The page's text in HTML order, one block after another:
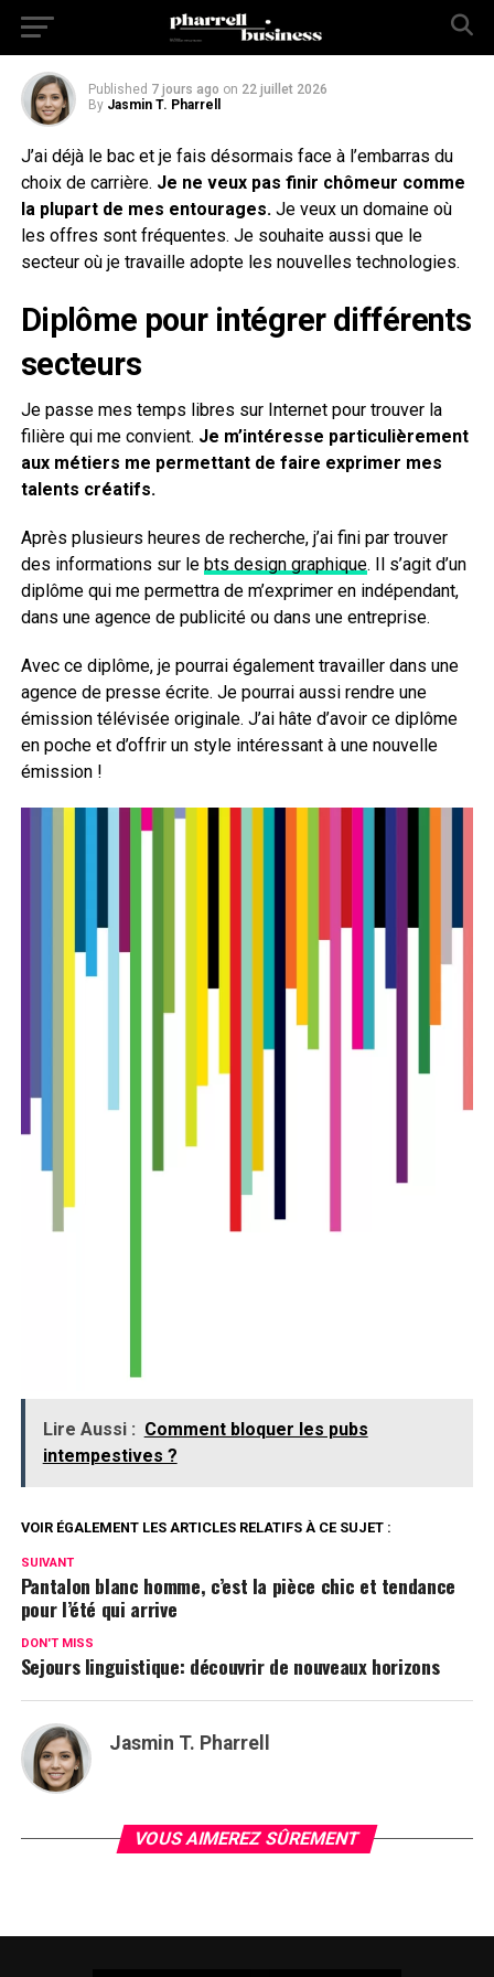
travailler en agence
Published 7 jours ago on 22 juillet 2026
By Jasmin T. Pharrell
J’ai déjà le bac et je fais désormais face à l’embarras du
choix de carrière. Je ne veux pas finir chômeur comme
la plupart de mes entourages. Je veux un domaine où
les offres sont fréquentes. Je souhaite aussi que le
secteur où je travaille adopte les nouvelles technologies.
Diplôme pour intégrer différents
secteurs
Je passe mes temps libres sur Internet pour trouver la
filière qui me convient. Je m’intéresse particulièrement
aux métiers me permettant de faire exprimer mes
talents créatifs.
Après plusieurs heures de recherche, j’ai fini par trouver
des informations sur le bts design graphique. Il s’agit d’un
diplôme qui me permettra de m’exprimer en indépendant,
dans une agence de publicité ou dans une entreprise.
Avec ce diplôme, je pourrai également travailler dans une
agence de presse écrite. Je pourrai aussi rendre une
émission télévisée originale. J’ai hâte d’avoir ce diplôme
en poche et d’offrir un style intéressant à une nouvelle
émission !
Lire Aussi : Comment bloquer les pubs
intempestives ?
VOIR ÉGALEMENT LES ARTICLES RELATIFS À CE SUJET :
SUIVANT
Pantalon blanc homme, c’est la pièce chic et tendance
pour l’été qui arrive
DON'T MISS
Sejours linguistique: découvrir de nouveaux horizons
Jasmin T. Pharrell
VOUS AIMEREZ SÛREMENT